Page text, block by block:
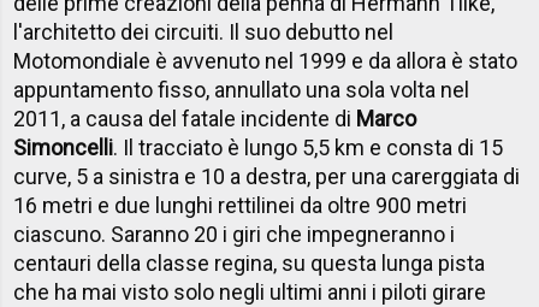
l'architetto dei circuiti. Il suo debutto nel
Motomondiale è avvenuto nel 1999 e da allora è stato
appuntamento fisso, annullato una sola volta nel
2011, a causa del fatale incidente di Marco
Simoncelli. Il tracciato è lungo 5,5 km e consta di 15
curve, 5 a sinistra e 10 a destra, per una carerggiata di
16 metri e due lunghi rettilinei da oltre 900 metri
ciascuno. Saranno 20 i giri che impegneranno i
centauri della classe regina, su questa lunga pista
che ha mai visto solo negli ultimi anni i piloti girare